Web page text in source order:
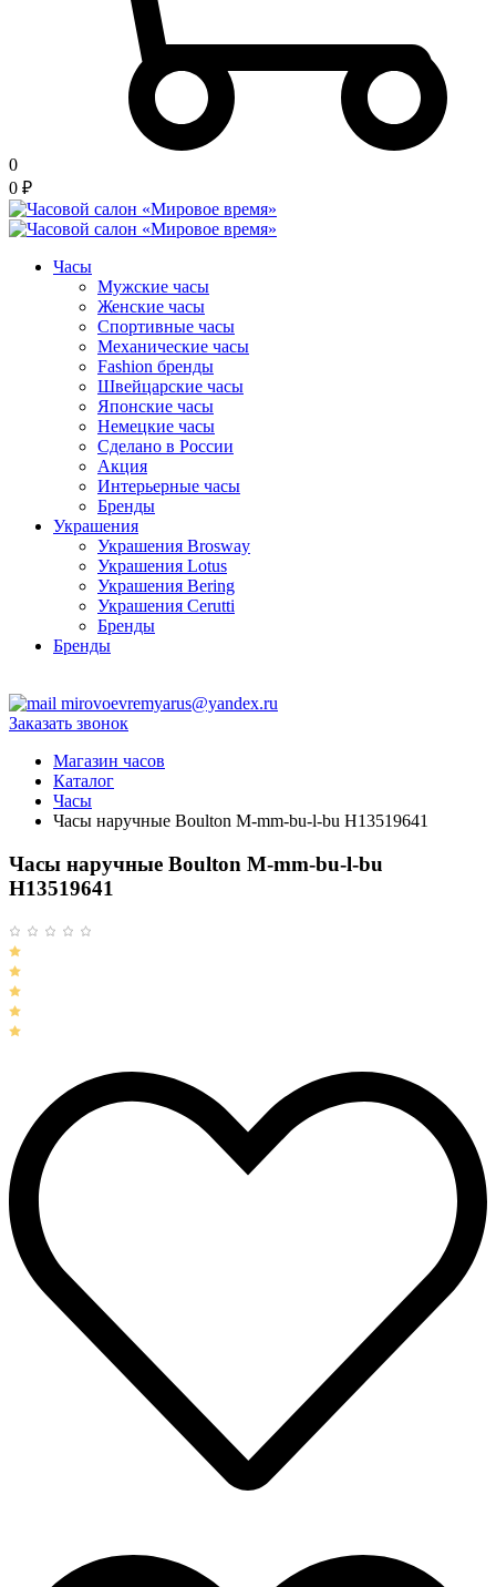
0
0 ₽
Часы
Мужские часы
Женские часы
Спортивные часы
Механические часы
Fashion бренды
Швейцарские часы
Японские часы
Немецкие часы
Сделано в России
Акция
Интерьерные часы
Бренды
Украшения
Украшения Brosway
Украшения Lotus
Украшения Bering
Украшения Cerutti
Бренды
Бренды
mirovoevremyarus@yandex.ru
Заказать звонок
Магазин часов
Каталог
Часы
Часы наручные Boulton M-mm-bu-l-bu H13519641
Часы наручные Boulton M-mm-bu-l-bu
H13519641